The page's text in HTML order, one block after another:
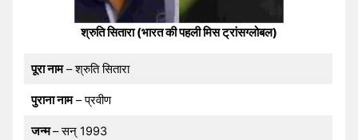
श्रुति सितारा (भारत की पहली मिस ट्रांसग्लोबल)
पूरा नाम– श्रुति सितारा
पुराना नाम– प्रवीण
जन्म– सन् 1993